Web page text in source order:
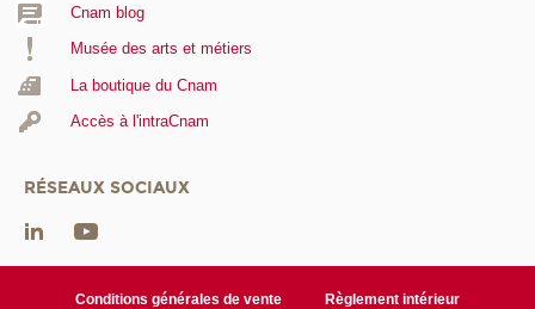
Cnam blog
Musée des arts et métiers
La boutique du Cnam
Accès à l'intraCnam
RÉSEAUX SOCIAUX
Conditions générales de vente Règlement intérieur